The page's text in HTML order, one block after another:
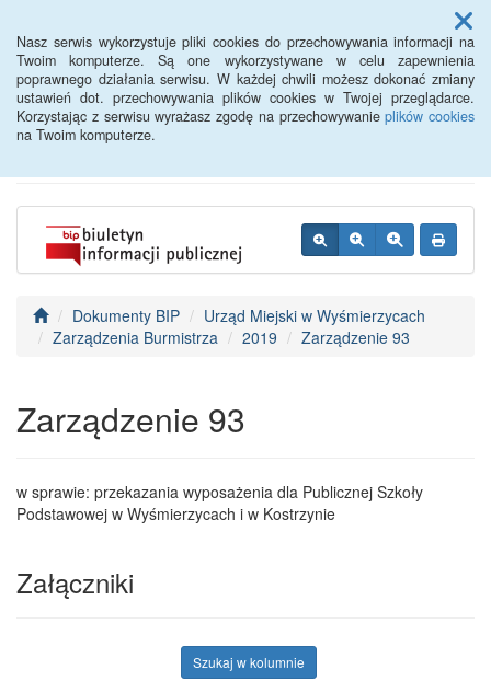
Nasz serwis wykorzystuje pliki cookies do przechowywania informacji na
Twoim komputerze. Są one wykorzystywane w celu zapewnienia
poprawnego działania serwisu. W każdej chwili możesz dokonać zmiany
ustawień dot. przechowywania plików cookies w Twojej przeglądarce.
Korzystając z serwisu wyrażasz zgodę na przechowywanieplików cookies
na Twoim komputerze.
Menu
BIP - Urząd Miejski
Wyśmierzyce
Dokumenty BIP
Urząd Miejski w Wyśmierzycach
Zarządzenia Burmistrza
2019 Zarządzenie 93
Zarządzenie 93
w sprawie: przekazania wyposażenia dla Publicznej Szkoły
Podstawowej w Wyśmierzycach i w Kostrzynie
Załączniki
Szukaj w kolumnie